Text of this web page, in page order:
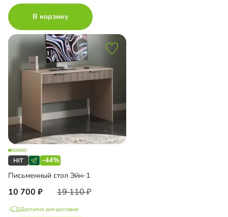
В корзину
-44%
Письменный стол Эйн-1
10 700 19 110
Доступно для доставки